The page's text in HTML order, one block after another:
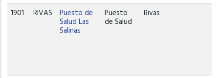
1901
RIVAS Puesto de
Salud Las
Salinas
Puesto
de Salud
Rivas